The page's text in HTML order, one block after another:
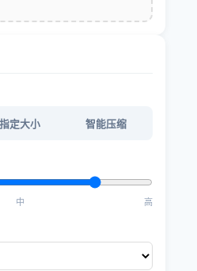
指定大小 智能压缩
中 高